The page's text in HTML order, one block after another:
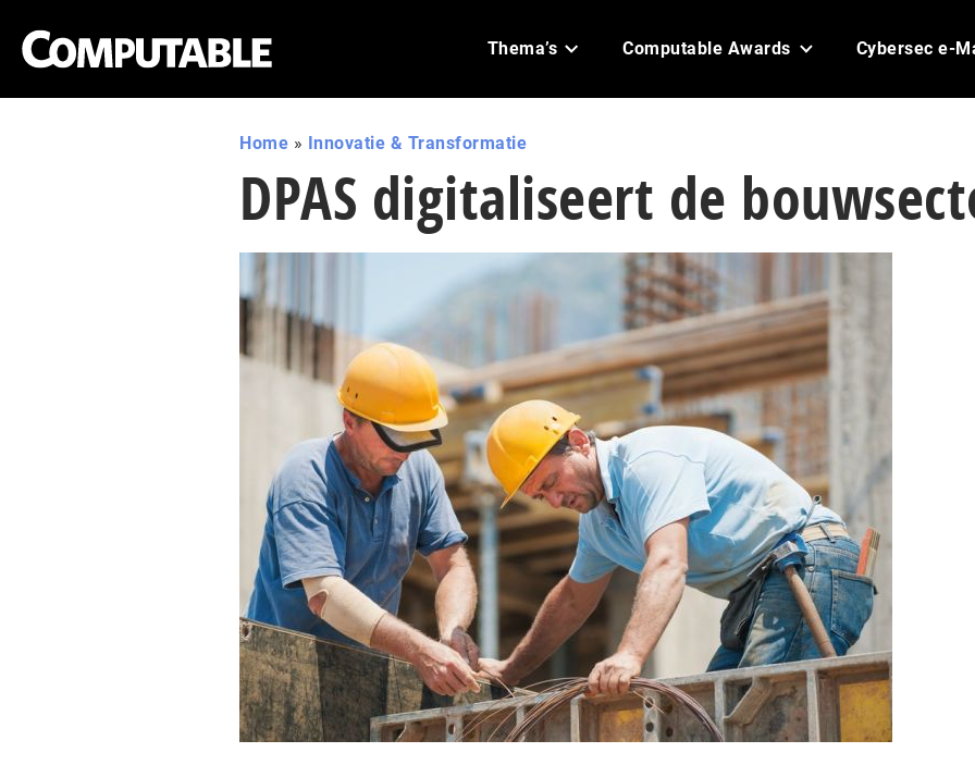
Thema’s Computable Awards Cybersec e-
Home » Innovatie & Transformatie
DPAS digitaliseert de